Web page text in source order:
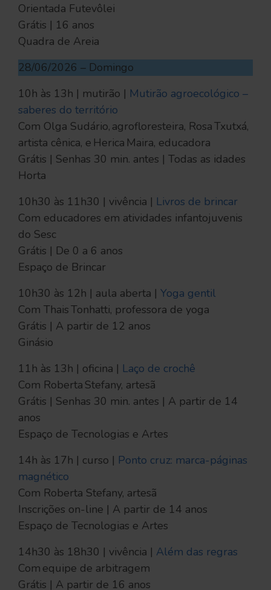
Orientada Futevôlei
Grátis | 16 anos
Quadra de Areia
28/06/2026 – Domingo
10h às 13h | mutirão | Mutirão agroecológico –
saberes do território
Com Olga Sudário, agrofloresteira, Rosa Txutxá,
artista cênica, e Herica Maira, educadora
Grátis | Senhas 30 min. antes | Todas as idades
Horta
10h30 às 11h30 | vivência | Livros de brincar
Com educadores em atividades infantojuvenis
do Sesc
Grátis | De 0 a 6 anos
Espaço de Brincar
10h30 às 12h | aula aberta | Yoga gentil
Com Thais Tonhatti, professora de yoga
Grátis | A partir de 12 anos
Ginásio
11h às 13h | oficina | Laço de crochê
Com Roberta Stefany, artesã
Grátis | Senhas 30 min. antes | A partir de 14
anos
Espaço de Tecnologias e Artes
14h às 17h | curso | Ponto cruz: marca-páginas
magnético
Com Roberta Stefany, artesã
Inscrições on-line | A partir de 14 anos
Espaço de Tecnologias e Artes
14h30 às 18h30 | vivência | Além das regras
Com equipe de arbitragem
Grátis | A partir de 16 anos